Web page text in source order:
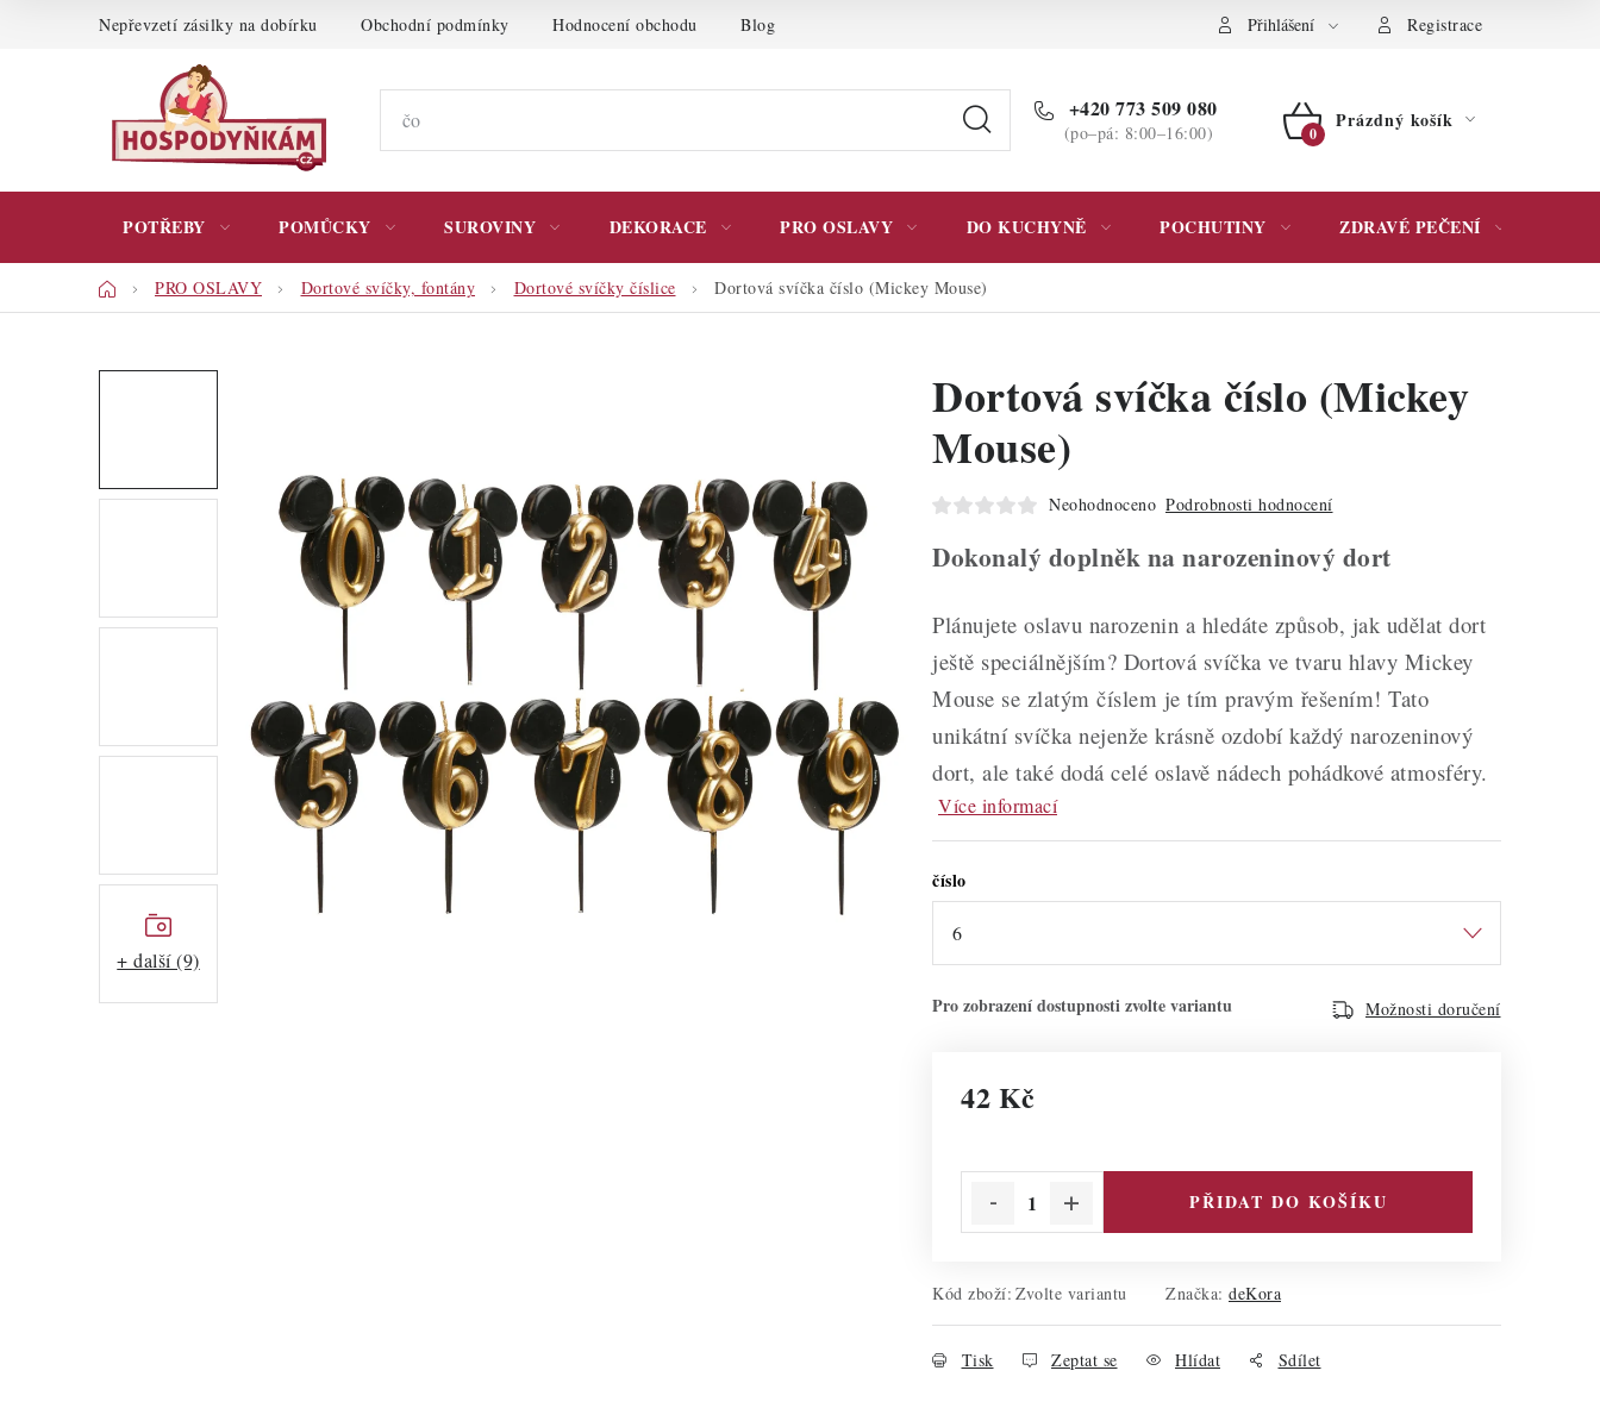
Nepřevzetí zásilky na dobírku Obchodní podmínky Hodnocení obchodu Blog Podmínky ochrany osobních údajů Přihlášení Registrace
+420 773 509 080
(po–pá: 8:00–16:00)
NÁKUPNÍ
Prázdný košík
POTŘEBY POMŮCKY SUROVINY DEKORACE PRO OSLAVY DO KUCHYNĚ POCHUTINY ZDRAVÉ PEČENÍ
DomůPRO OSLAVY Dortové svíčky, fontány Dortové svíčky číslice Dortová svíčka číslo (Mickey Mouse)
+ další (9)
Dortová svíčka číslo (Mickey
Mouse)
Neohodnoceno Podrobnosti hodnocení
Dokonalý doplněk na narozeninový dort
Plánujete oslavu narozenin a hledáte způsob, jak udělat dort
ještě speciálnějším? Dortová svíčka ve tvaru hlavy Mickey
Mouse se zlatým číslem je tím pravým řešením! Tato
unikátní svíčka nejenže krásně ozdobí každý narozeninový
dort, ale také dodá celé oslavě nádech pohádkové atmosféry.
Více informací
číslo
Možnosti doručení
42 Kč
PŘIDAT DO KOŠÍKU
Kód zboží: Zvolte variantu Značka: deKora
Tisk Zeptat se Hlídat Sdílet